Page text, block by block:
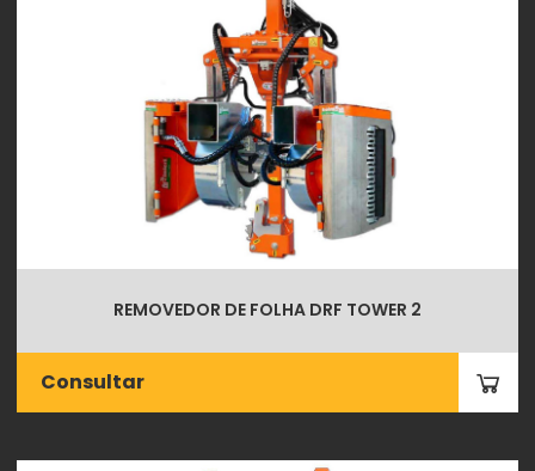
REMOVEDOR DE FOLHA DRF TOWER 2
Consultar